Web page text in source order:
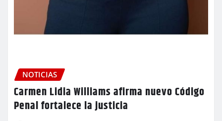
NOTICIAS
Carmen Lidia Williams afirma nuevo Código
Penal fortalece la justicia